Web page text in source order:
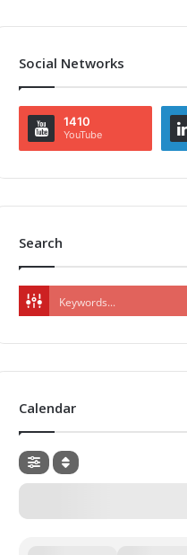
Social Networks
1410
YouTube
Search
Calendar